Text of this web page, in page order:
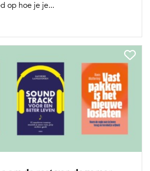
op hoe je je...